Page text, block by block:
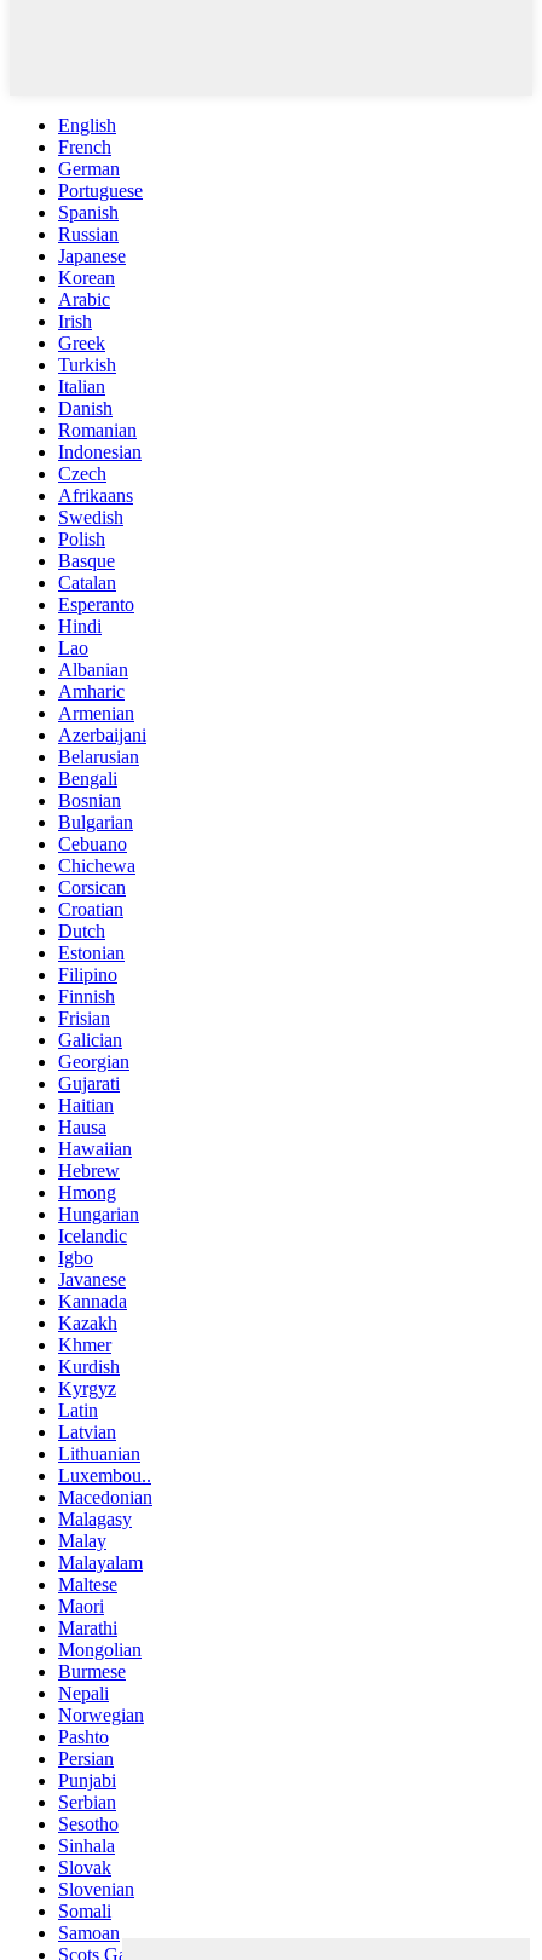
English
French
German
Portuguese
Spanish
Russian
Japanese
Korean
Arabic
Irish
Greek
Turkish
Italian
Danish
Romanian
Indonesian
Czech
Afrikaans
Swedish
Polish
Basque
Catalan
Esperanto
Hindi
Lao
Albanian
Amharic
Armenian
Azerbaijani
Belarusian
Bengali
Bosnian
Bulgarian
Cebuano
Chichewa
Corsican
Croatian
Dutch
Estonian
Filipino
Finnish
Frisian
Galician
Georgian
Gujarati
Haitian
Hausa
Hawaiian
Hebrew
Hmong
Hungarian
Icelandic
Igbo
Javanese
Kannada
Kazakh
Khmer
Kurdish
Kyrgyz
Latin
Latvian
Lithuanian
Luxembou..
Macedonian
Malagasy
Malay
Malayalam
Maltese
Maori
Marathi
Mongolian
Burmese
Nepali
Norwegian
Pashto
Persian
Punjabi
Serbian
Sesotho
Sinhala
Slovak
Slovenian
Somali
Samoan
Scots Gaelic